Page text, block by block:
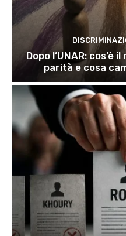
Dopo l’UNAR: cos’è
parità e cosa